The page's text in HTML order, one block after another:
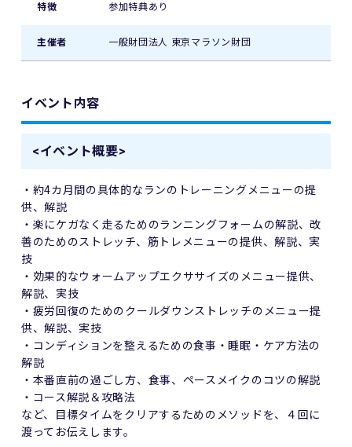
特徴 参加特典あり
主催者 一般財団法人 東京マラソン財団
イベント内容
<イベント概要>
・約4カ月間の具体的なランのトレーニングメニューの提
供、解説
・楽にケガなく走るためのランニングフォームの解説、改
善のためのストレッチ、筋トレメニューの提供、解説、実
技
・効果的なウォームアップエクササイズのメニュー提供、
解説、実技
・疲労回復のためのクールダウンストレッチのメニュー提
供、解説、実技
・コンディションを整えるための食事・睡眠・ケア方法の
解説
・本番直前の過ごし方、食事、ペースメイクのコツの解説
・コース解説＆攻略法
など、目標タイムをクリアするためのメソッドを、４回に
渡ってお伝えします。